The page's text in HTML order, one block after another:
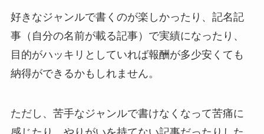
好きなジャンルで書くのが楽しかったり、記名記
事（自分の名前が載る記事）で実績になったり、
目的がハッキリとしていれば報酬が多少安くても
納得ができるかもしれません。
ただし、苦手なジャンルで書けなくなって苦痛に